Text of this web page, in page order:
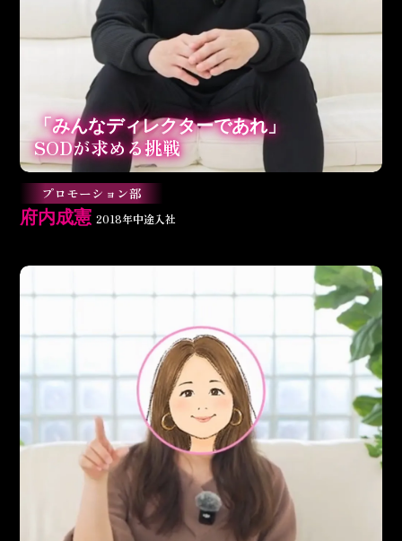
「みんなディレクターであれ」
SODが求める挑戦
プロモーション部
府内成憲2018年中途入社